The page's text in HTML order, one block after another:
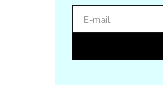
E-mail